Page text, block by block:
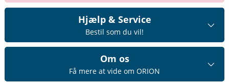
Hjælp & Service
Bestil som du vil!
Om os
Få mere at vide om ORION